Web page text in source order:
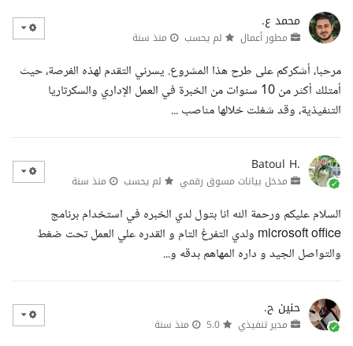
محمد ع.
مطور أعمال لم يحسب منذ سنة
مرحبا، أشكركم على طرح هذا المشروع. يسرني التقدم لهذه الفرصة، حيث
أمتلك أكثر من 10 سنوات من الخبرة في العمل الإداري والسكرتاريا
التنفيذية، وقد شغلت خلالها مناصب ...
Batoul H.
مدخل بيانات مسوق رقمي لم يحسب منذ سنة
السلام عليكم ورحمة الله انا بتول لدي الخبره في استخدام برنامج
microsoft office ولدي التفرغ التام و القدره علي العمل تحت ضغط
والتواصل الجيد و داره المهاهم بدقه و...
حنين ح.
مدير تنفيذي منذ سنة